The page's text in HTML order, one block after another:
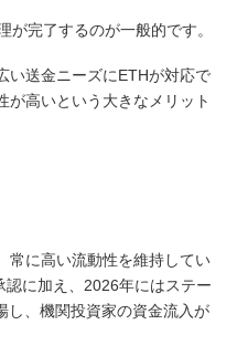
完了するのが一般的です。
い送金ニーズにETHが対応で
が高いという大きなメリット
常に高い流動性を維持してい
に加え、2026年にはステー
し、機関投資家の資金流入が